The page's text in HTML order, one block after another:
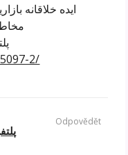
ایده خلاقانه
2/
Odpovědět